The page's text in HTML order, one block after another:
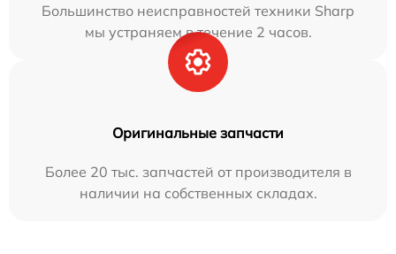
Большинство неисправностей техники Sharp
мы устраняем в течение 2 часов.
Оригинальные запчасти
Более 20 тыс. запчастей от производителя в
наличии на собственных складах.